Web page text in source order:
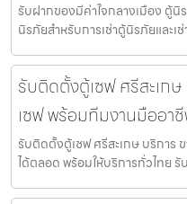
รับฝากของมีค่าใจกลางเมือง ตู้นิ
นิรภัยสำหรับการเช่าตู้นิรภัยและเ
รับติดตั้งตู้เซฟ ศรีสะเก
เซฟ พร้อมทีมงานมืออา
รับติดตั้งตู้เซฟ ศรีสะเกษ บริการ
ได้ตลอด พร้อมให้บริการทั่วไทย